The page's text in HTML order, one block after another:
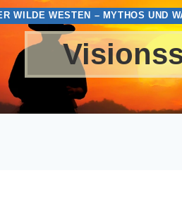
WILDE WESTEN – MYTHOS UND